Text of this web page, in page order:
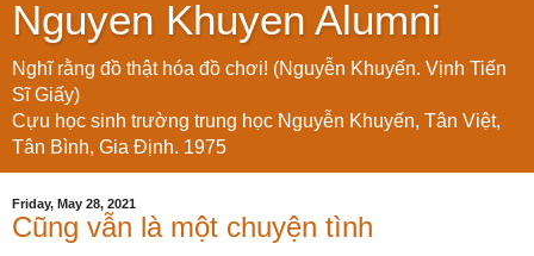
Nguyen Khuyen Alumni
Nghĩ rằng đồ thật hóa đồ chơi! (Nguyễn Khuyến. Vịnh Tiến
Sĩ Giấy)
Cựu học sinh trường trung học Nguyễn Khuyến, Tân Việt,
Tân Bình, Gia Định. 1975
Friday, May 28, 2021
Cũng vẫn là một chuyện tình